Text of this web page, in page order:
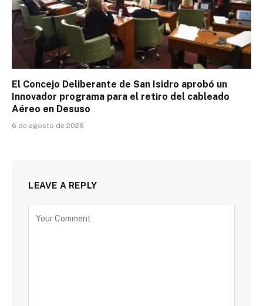
El Concejo Deliberante de San Isidro aprobó un
Innovador programa para el retiro del cableado
Aéreo en Desuso
6 de agosto de 2026
LEAVE A REPLY